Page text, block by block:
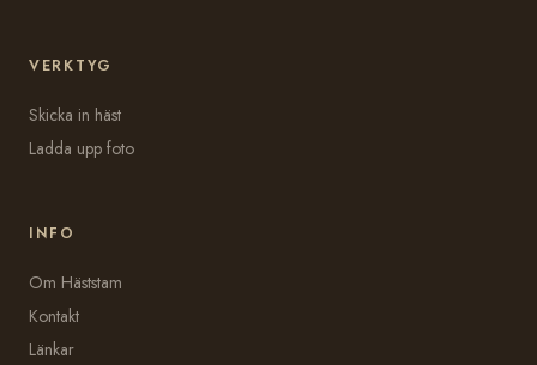
VERKTYG
Skicka in häst
Ladda upp foto
INFO
Om Häststam
Kontakt
Länkar